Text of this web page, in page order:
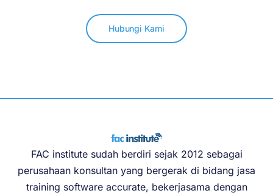
Hubungi Kami
FAC institute sudah berdiri sejak 2012 sebagai
perusahaan konsultan yang bergerak di bidang jasa
training software accurate, bekerjasama dengan